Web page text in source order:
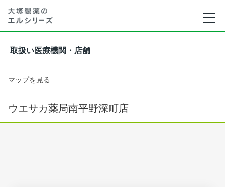
取扱い医療機関・店舗
マップを見る
ウエサカ薬局南平野深町店